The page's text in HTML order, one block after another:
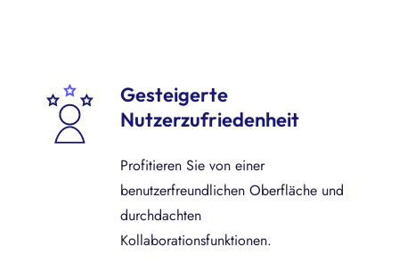
Gesteigerte
Nutzerzufriedenheit
Profitieren Sie von einer
benutzerfreundlichen Oberfläche und
durchdachten
Kollaborationsfunktionen.